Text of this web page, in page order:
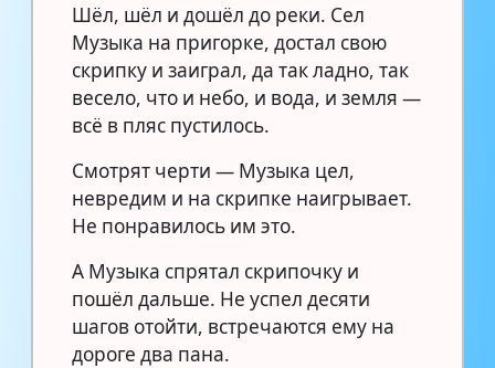
Шёл, шёл и дошёл до реки. Сел
Музыка на пригорке, достал свою
скрипку и заиграл, да так ладно, так
весело, что и небо, и вода, и земля —
всё в пляс пустилось.
Смотрят черти — Музыка цел,
невредим и на скрипке наигрывает.
Не понравилось им это.
А Музыка спрятал скрипочку и
пошёл дальше. Не успел десяти
шагов отойти, встречаются ему на
дороге два пана.